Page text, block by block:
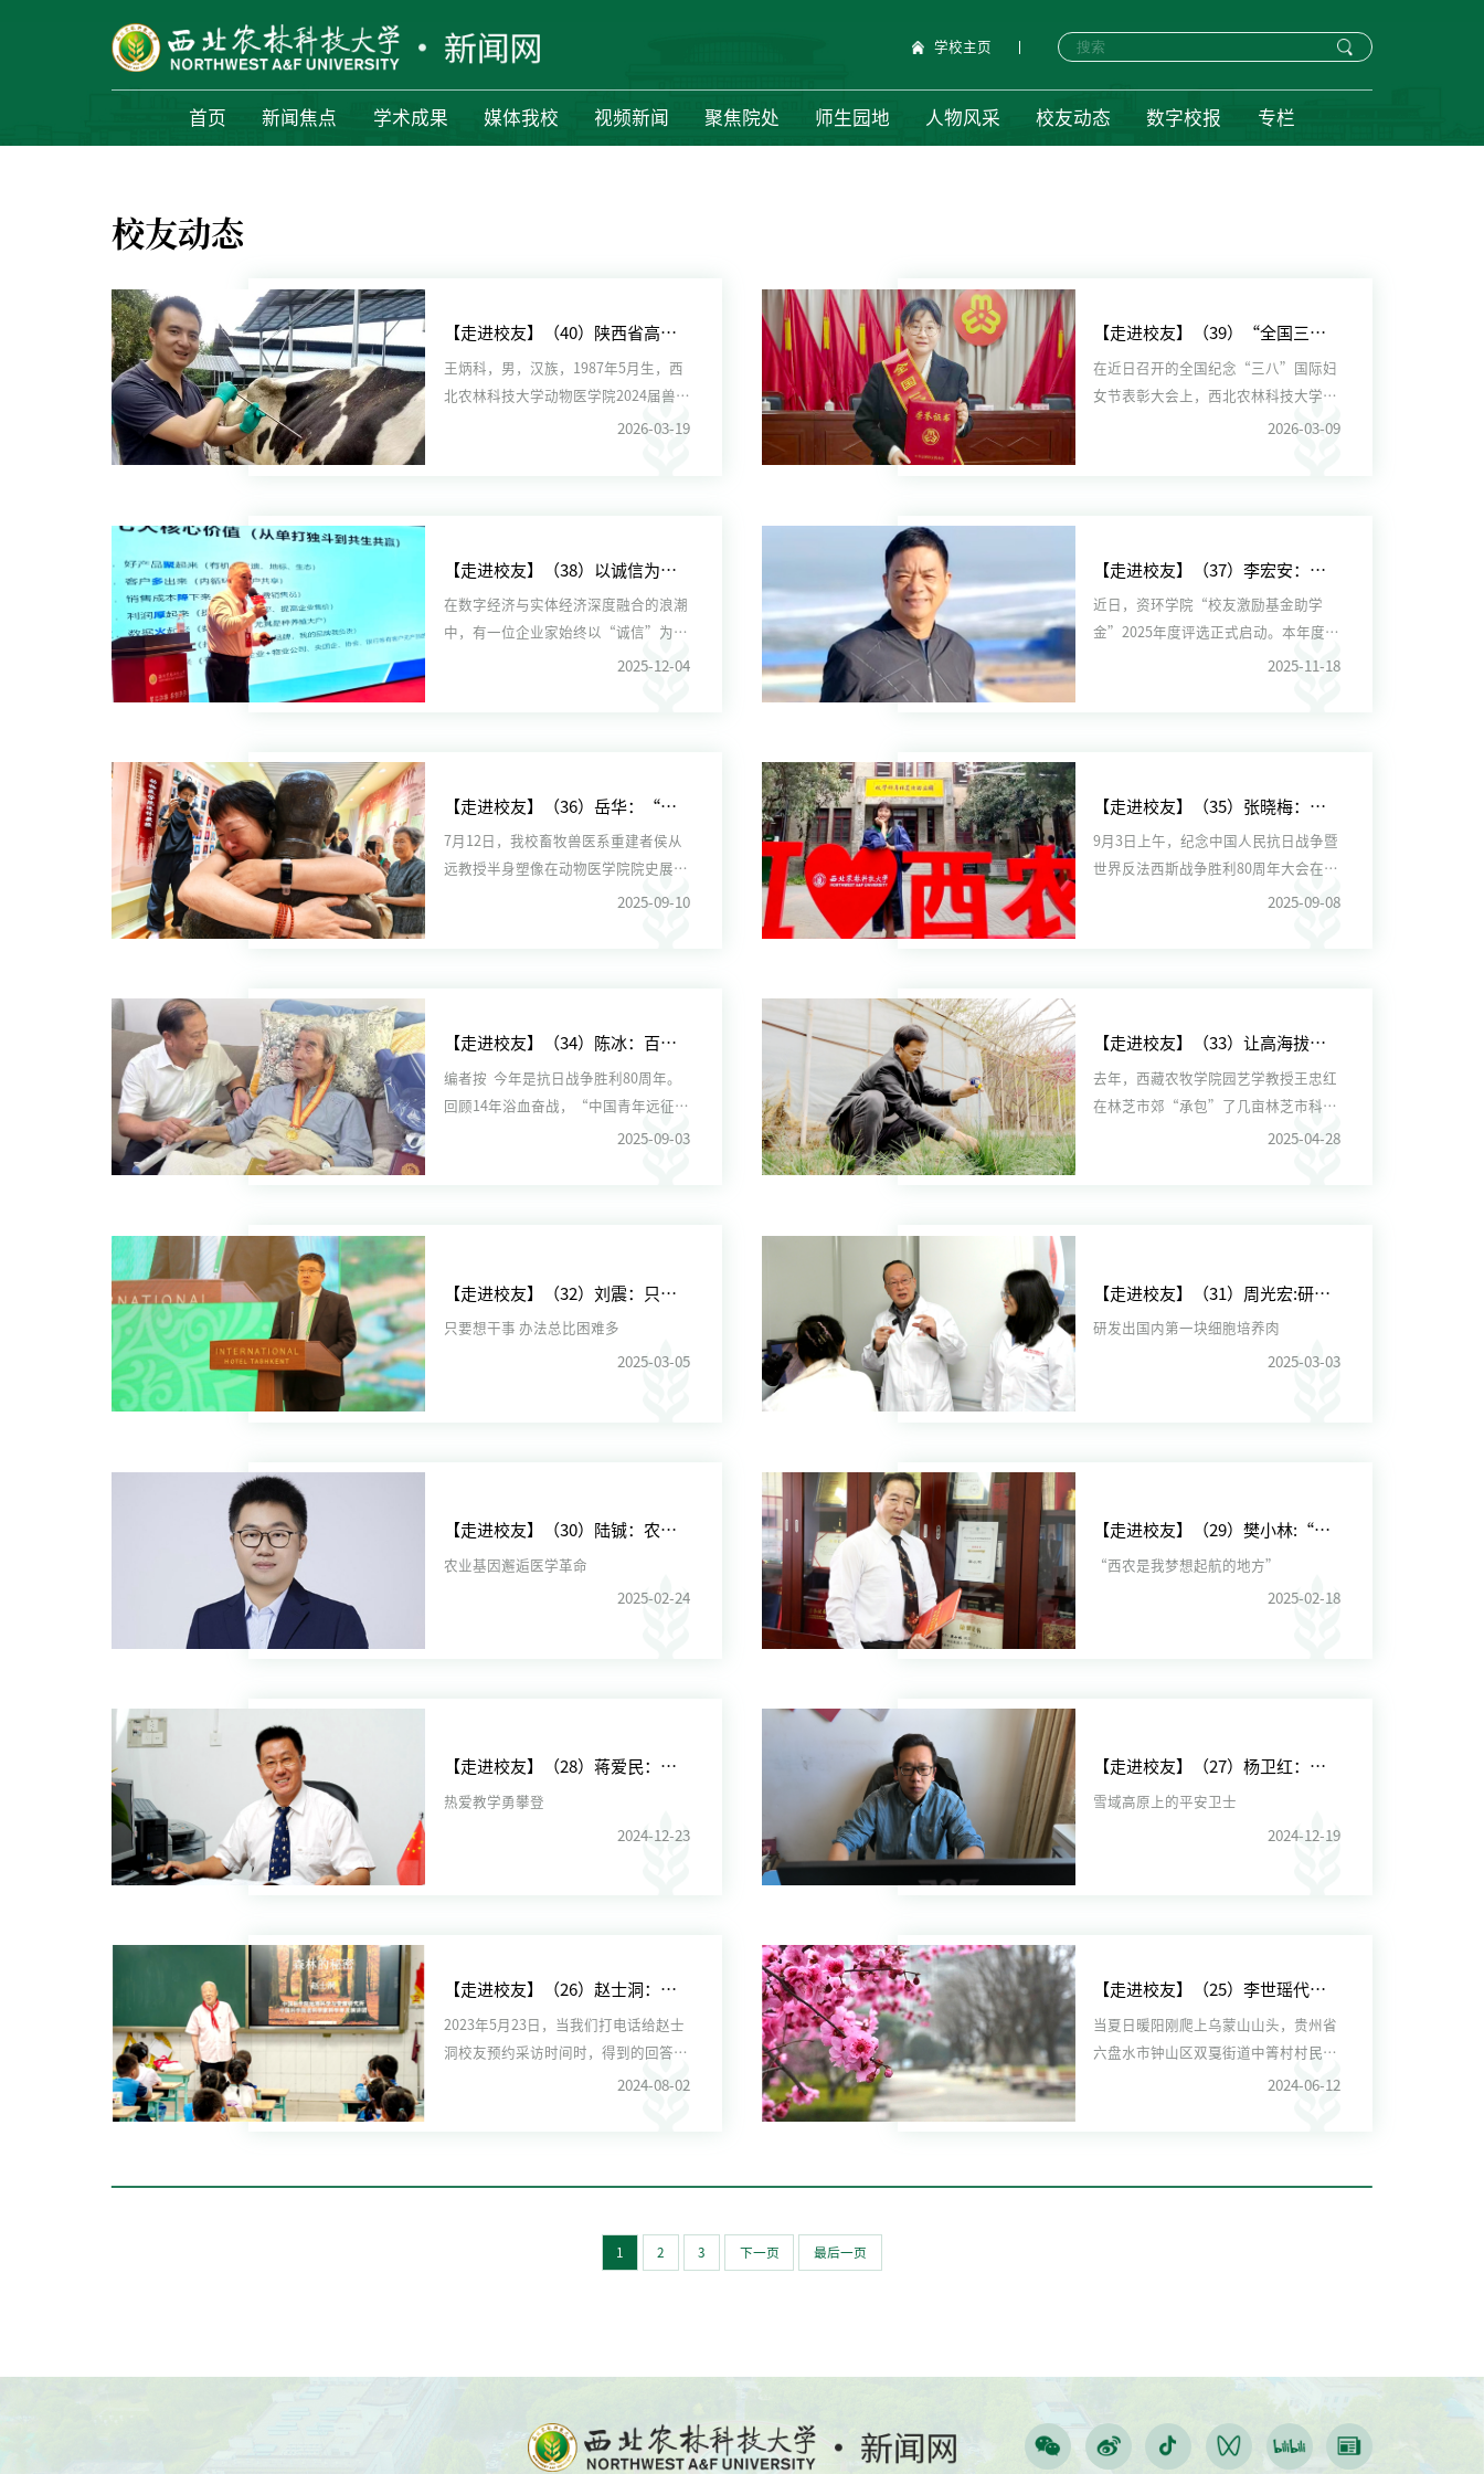
学校主页
首页 新闻焦点 学术成果 媒体我校 视频新闻 聚焦院处 师生园地 人物风采 校友动态 数字校报 专栏
校友动态
【走进校友】（40）陕西省高校毕业生就业创业典型王炳科：向西而行，走在奶业振兴最前沿
王炳科，男，汉族，1987年5月生，西
北农林科技大学动物医学院2024届兽医
2026-03-19
【走进校友】（39）“全国三八红旗手”宋慧：扎根田野绽芳华 种业创新助振兴
在近日召开的全国纪念“三八”国际妇
女节表彰大会上，西北农林科技大学优
秀博士、安阳市农业科学院谷...2026-03-09
【走进校友】（38）以诚信为罗盘：蒋国平的社会担当之路
在数字经济与实体经济深度融合的浪潮
中，有一位企业家始终以“诚信”为罗
盘，在科技与农业两大领域开...2025-12-04
【走进校友】（37）李宏安：半生闯荡砺初心 廿载公益暖人心
近日，资环学院“校友激励基金助学
金”2025年度评选正式启动。本年度该
助学金将继续助力寒门学子...2025-11-18
【走进校友】（36）岳华：“我欠先生一个拥抱！”
7月12日，我校畜牧兽医系重建者侯从
远教授半身塑像在动物医学院院史展览
室落成，红色的幕布刚一揭...2025-09-10
【走进校友】（35）张晓梅：走过天安门的96米
9月3日上午，纪念中国人民抗日战争暨
世界反法西斯战争胜利80周年大会在北
2025-09-08
【走进校友】（34）陈冰：百岁抗战老兵的传奇人生
编者按 今年是抗日战争胜利80周年。
回顾14年浴血奋战，“中国青年远征
2025-09-03
【走进校友】（33）让高海拔农牧区的老百姓实现“吃菜自由”
去年，西藏农牧学院园艺学教授王忠红
在林芝市郊“承包”了几亩林芝市科技
局的试验田。今年，试验田里...2025-04-28
【走进校友】（32）刘震：只要想干事 办法总比困难多
只要想干事 办法总比困难多
2025-03-05
【走进校友】（31）周光宏:研发出国内第一块细胞培养肉
研发出国内第一块细胞培养肉
2025-03-03
【走进校友】（30）陆铖：农业基因邂逅医学革命
农业基因邂逅医学革命
2025-02-24
【走进校友】（29）樊小林:“西农是我梦想起航的地方”
“西农是我梦想起航的地方”
2025-02-18
【走进校友】（28）蒋爱民：热爱教学勇攀登
热爱教学勇攀登
2024-12-23
【走进校友】（27）杨卫红：雪域高原上的平安卫士
雪域高原上的平安卫士
2024-12-19
【走进校友】（26）赵士洞：母校给我最宝贵的是勤奋学习精神
2023年5月23日，当我们打电话给赵士
洞校友预约采访时间时，得到的回答是
2024-08-02
【走进校友】（25）李世瑶代表：扎根乡土做调研 科技服务到田间
当夏日暖阳刚爬上乌蒙山山头，贵州省
六盘水市钟山区双戛街道中箐村村民汪
祖兰已开始在大棚里忙碌起来...2024-06-12
1 2 3 下一页 最后一页